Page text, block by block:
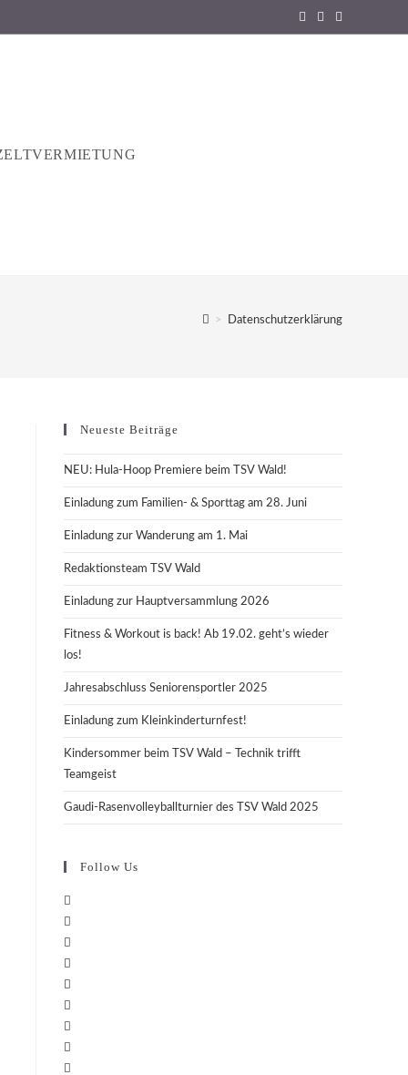
> Datenschutzerklärung
Neueste Beiträge
NEU: Hula-Hoop Premiere beim TSV Wald!
Einladung zum Familien- & Sporttag am 28. Juni
Einladung zur Wanderung am 1. Mai
Redaktionsteam TSV Wald
Einladung zur Hauptversammlung 2026
Fitness & Workout is back! Ab 19.02. geht’s wieder
los!
Jahresabschluss Seniorensportler 2025
Einladung zum Kleinkinderturnfest!
Kindersommer beim TSV Wald – Technik trifft
Teamgeist
Gaudi-Rasenvolleyballturnier des TSV Wald 2025
Follow Us